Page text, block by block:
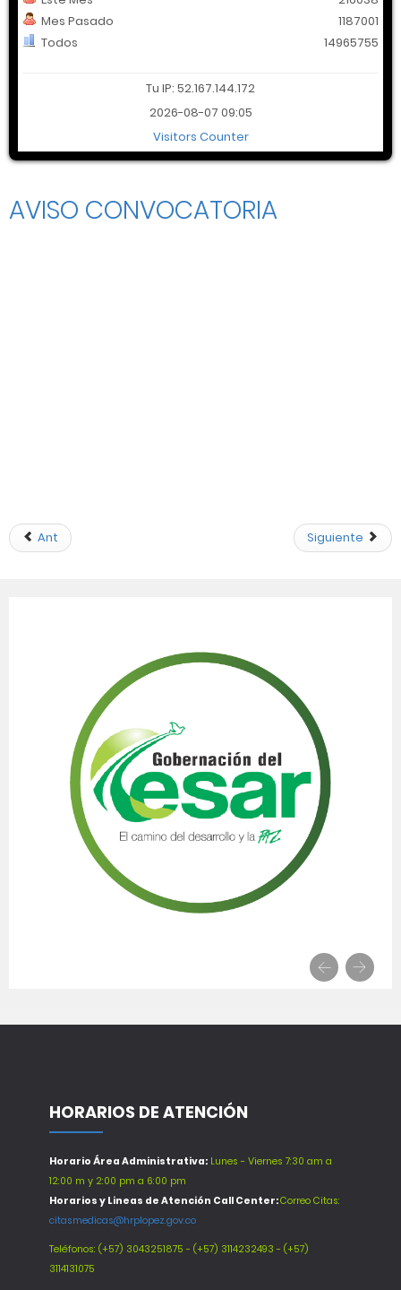
Mes Pasado
Todos
1187001
14965755
Tu IP: 52.167.144.172
2026-08-07 09:05
Visitors Counter
AVISO CONVOCATORIA
Ant Siguiente
HORARIOS DE ATENCIÓN
Horario Área Administrativa: Lunes - Viernes 7:30 am a
12:00 m y 2:00 pm a 6:00 pm
Horarios y Lineas de Atención Call Center:Correo Citas:
citasmedicas@hrplopez.gov.co
Teléfonos: (+57) 3043251875 - (+57) 3114232493 - (+57)
3114131075